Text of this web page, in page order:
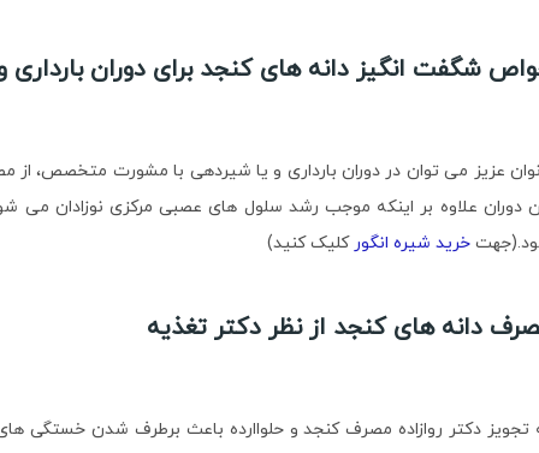
شگفت انگیز دانه های کنجد برای دوران
عزیز می توان در دوران بارداری و یا شیردهی با مشورت متخصص،
دوران علاوه بر اینکه موجب رشد سلول های عصبی مرکزی نوزادان می
خرید شیره انگور کلیک کنید)
دانه های کنجد از نظر دکتر تغذیه
تجویز دکتر روازاده مصرف کنجد و حلواارده باعث برطرف شدن خستگی